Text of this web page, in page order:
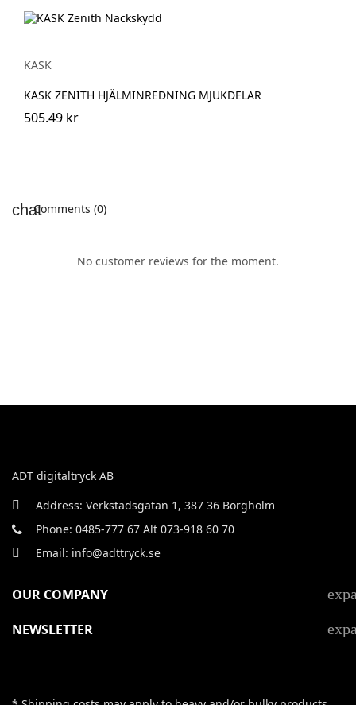
KASK
KASK ZENITH HJÄLMINREDNING MJUKDELAR
505.49 kr
Comments (0)
No customer reviews for the moment.
ADT digitaltryck AB
Address: Verkstadsgatan 1, 387 36 Borgholm
Phone: 0485-777 67 Alt 073-918 60 70
Email: info@adttryck.se
OUR COMPANY
NEWSLETTER